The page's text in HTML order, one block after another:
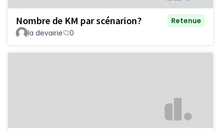
Nombre de KM par scénarion?
Retenue
la devairie
0